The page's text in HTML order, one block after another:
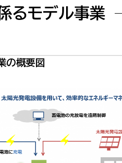
るモデル事業
の概要図